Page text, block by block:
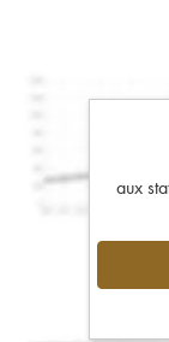
aux